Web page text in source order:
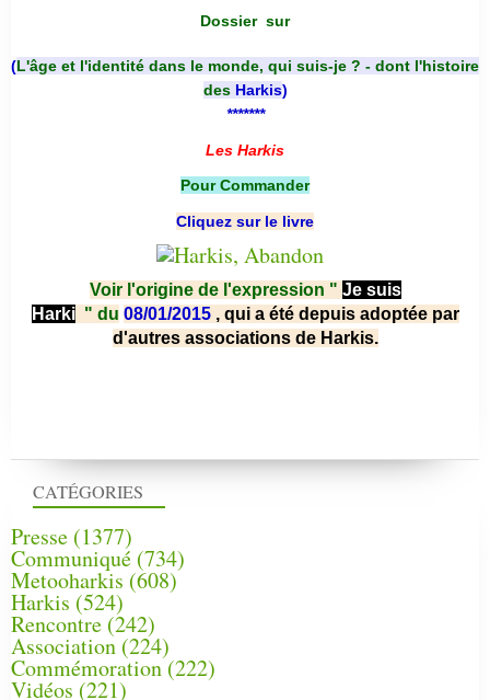
CATÉGORIES
Presse (1377)
Communiqué (734)
Metooharkis (608)
Harkis (524)
Rencontre (242)
Association (224)
Commémoration(222)
Vidéos (221)
Dossier sur
(L'âge et l'identité dans le monde, qui suis-je ? - dont l'histoire
des Harkis)
*******
Les Harkis
Pour Commander
Cliquez sur le livre
Voir l'origine de l'expression " Je suis
Harki " du 08/01/2015 , qui a été depuis adoptée par
d'autres associations de Harkis.